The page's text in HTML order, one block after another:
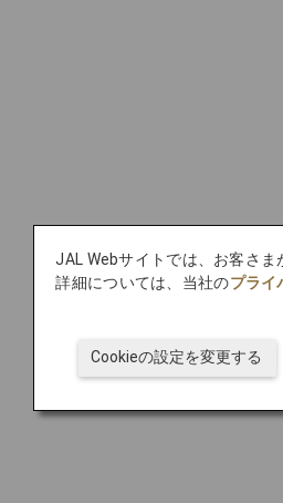
JAL Webサイトでは、お客さ
詳細については、当社のプライ
Cookieの設定を変更する